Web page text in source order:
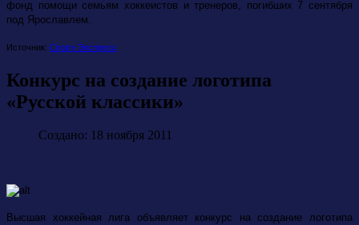
фонд помощи семьям хоккеистов и тренеров, погибших 7 сентября
под Ярославлем.
Источник: Спорт-Экспресс
Конкурс на создание логотипа
«Русской классики»
Создано: 18 ноября 2011
Высшая хоккейная лига объявляет конкурс на создание логотипа